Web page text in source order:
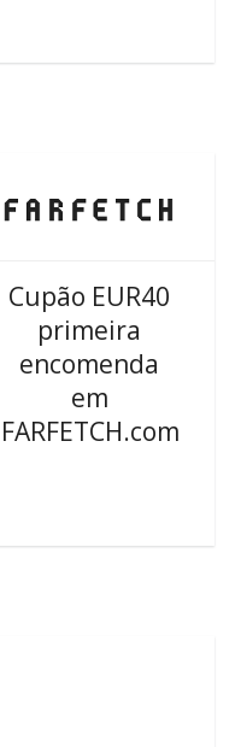
Cupão EUR40
primeira
encomenda
em
FARFETCH.com